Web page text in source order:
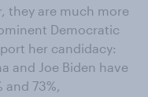
they are much more
Democratic
her candidacy:
and Joe Biden have
73%,